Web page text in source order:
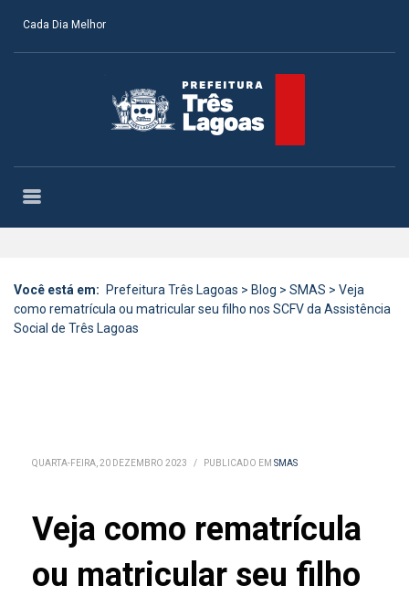
Cada Dia Melhor
Você está em: Prefeitura Três Lagoas > Blog > SMAS > Veja
como rematrícula ou matricular seu filho nos SCFV da Assistência
Social de Três Lagoas
QUARTA-FEIRA, 20 DEZEMBRO 2023 / PUBLICADO EM SMAS
Veja como rematrícula
ou matricular seu filho